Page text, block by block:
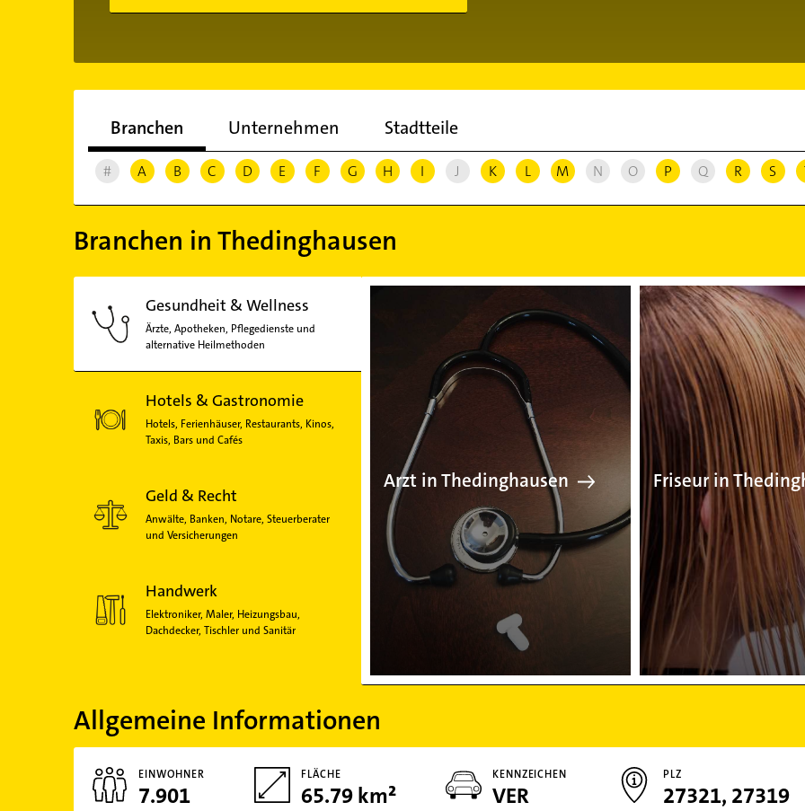
Branchen Unternehmen Stadtteile
# A B C D E F G H I J K L M N O P Q R S
Branchen in Thedinghausen
Gesundheit & Wellness
Ärzte, Apotheken, Pflegedienste und
alternative Heilmethoden
Hotels & Gastronomie
Hotels, Ferienhäuser, Restaurants, Kinos,
Taxis, Bars und Cafés
Geld & Recht
Anwälte, Banken, Notare, Steuerberater
und Versicherungen
Handwerk
Elektroniker, Maler, Heizungsbau,
Dachdecker, Tischler und Sanitär
Arzt in Thedinghausen
Arzt in Thedinghausen
Friseur in
Allgemeine Informationen
EINWOHNER
7.901
FLÄCHE
65.79 km²
KENNZEICHEN
VER
PLZ
27321, 27319